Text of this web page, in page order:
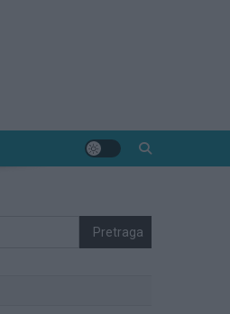
Pretraga